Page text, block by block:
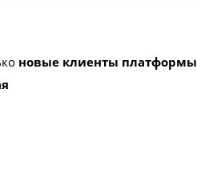
новые клиенты платформы